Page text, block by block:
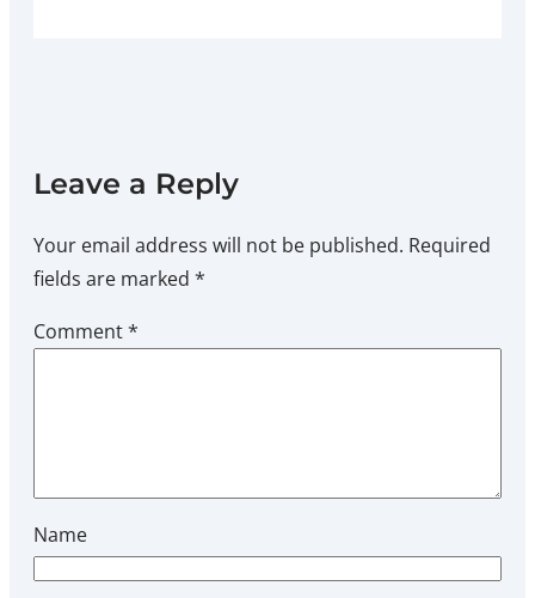
Leave a Reply
Your email address will not be published. Required
fields are marked *
Comment*
Name